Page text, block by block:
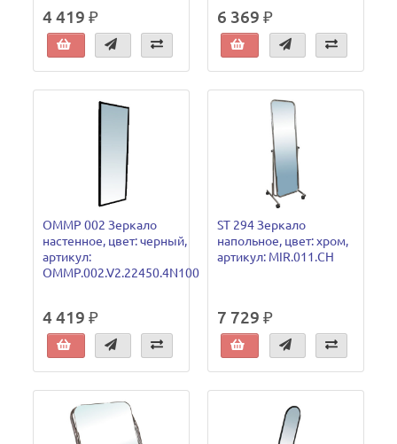
4 419 ₽ 6 369 ₽
OMMP 002 Зеркало
настенное, цвет: черный,
артикул:
OMMP.002.V2.22450.4N100
4 419 ₽
ST 294 Зеркало
напольное, цвет: хром,
артикул: MIR.011.CH
7 729 ₽